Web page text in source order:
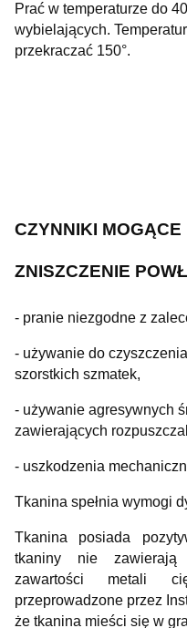
Prać w temperaturze do
wybielających.
przekraczać 150°.
CZYNNIKI MOGĄCE
ZNISZCZENIE
- pranie niezgodne z
- używanie do
szorstkich szmatek,
- używanie agresywnych
zawierających
- uszkodzenia
Tkanina spełnia wymogi
Tkanina posiada
tkaniny nie zawierają
zawartości metali
przeprowadzone przez
że tkanina mieści się w